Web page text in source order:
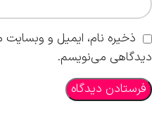
ذخیره نام، ایمیل و وبسایت
دیدگاهی می‌نویسم.